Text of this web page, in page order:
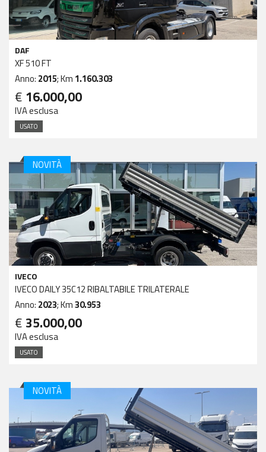
DAF
XF 510 FT
Anno: 2015; Km 1.160.303
€ 16.000,00
IVA esclusa
USATO
NOVITÀ
IVECO
IVECO DAILY 35C12 RIBALTABILE TRILATERALE
Anno: 2023; Km30.953
€ 35.000,00
IVA esclusa
USATO
NOVITÀ